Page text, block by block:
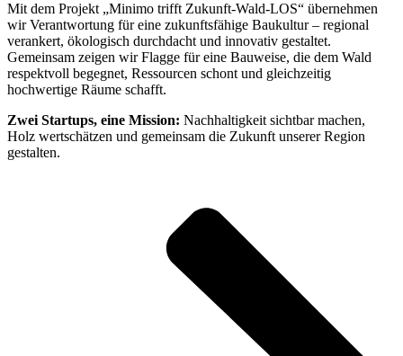
Mit dem Projekt „Minimo trifft Zukunft-Wald-LOS“ übernehmen
wir Verantwortung für eine zukunftsfähige Baukultur – regional
verankert, ökologisch durchdacht und innovativ gestaltet.
Gemeinsam zeigen wir Flagge für eine Bauweise, die dem Wald
respektvoll begegnet, Ressourcen schont und gleichzeitig
hochwertige Räume schafft.
Zwei Startups, eine Mission: Nachhaltigkeit sichtbar machen,
Holz wertschätzen und gemeinsam die Zukunft unserer Region
gestalten.